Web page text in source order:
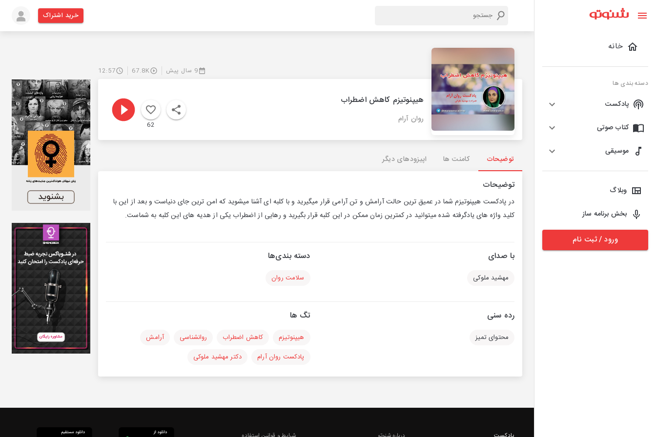
خانه
دسته بندی ها
پادکست
کتاب صوتی
موسیقی
وبلاگ
بخش برنامه ساز
ورود / ثبت نام
خرید اشتراک
9 سال پیش 67.8K
12:57
هیپنوتیزم کاهش اضطراب
روان آرام
62
توضیحات کامنت ها اپیزودهای دیگر
توضیحات
در پادکست هیپنوتیزم شما در عمیق ترین حالت آرامش و تن آرامی قرار میگیرید و با کلبه ای آشنا میشوید که امن ترین جای دنیاست و بعد از این با
کلید واژه های یادگرفته شده میتوانید در کمترین زمان ممکن در این کلبه قرار بگیرید و رهایی از اضطراب یکی از هدیه های این کلبه به شماست.
با صدای
مهشید ملوکی
دسته بندی‌ها
سلامت روان
رده سنی
محتوای تمیز
تگ ها
هیپنوتیزم کاهش اضطراب روانشناسی
آرامش
پادکست روان آرام
دکتر مهشید ملوکی